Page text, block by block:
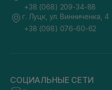
+38 (068) 209-34-88
г. Луцк, ул. Винниченка, 4
+38 (098) 076-60-62
СОЦИАЛЬНЫЕ СЕТИ